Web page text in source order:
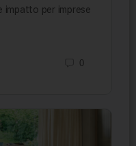
impatto per imprese
0